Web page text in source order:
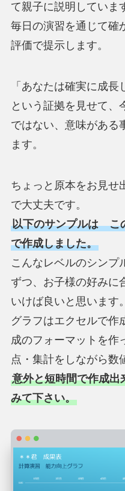
て親子に説明していま
毎日の演習を通じて確
評価で提示します。
「あなたは確実に成長
という証拠を見せて、
ではない、意味がある
ます。
ちょっと原本をお見せ
で大丈夫です。
以下のサンプルは こ
で作成しました。
こんなレベルのシンプ
ずつ、お子様の好みに
いけば良いと思います。
グラフはエクセルで作
成のフォーマットを作
点・集計をしながら数
意外と短時間で作成出
みて下さい。